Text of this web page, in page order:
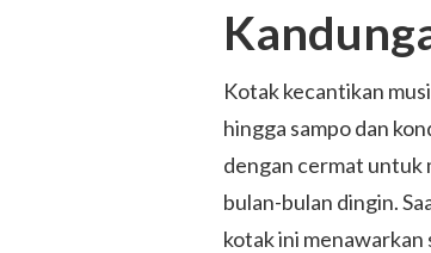
Kotak kecantikan
hingga sampo dan
dengan cermat untuk
bulan-bulan dingin.
kotak ini menawarkan